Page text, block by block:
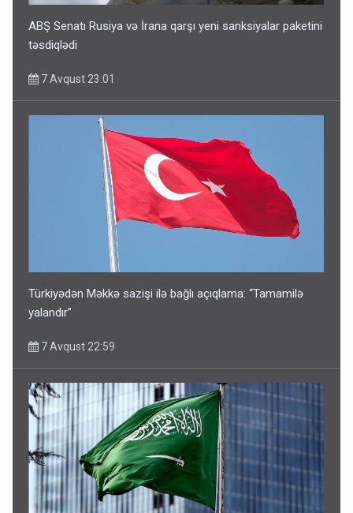
ABŞ Senatı Rusiya və İrana qarşı yeni sanksiyalar paketini
təsdiqlədi
7 Avqust 23:01
Türkiyədən Məkkə sazişi ilə bağlı açıqlama: “Tamamilə
yalandır”
7 Avqust 22:59